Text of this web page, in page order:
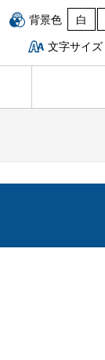
背景色 白
文字サイズ